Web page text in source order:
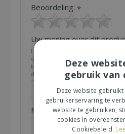
Beoordeling: *
Uw mening over dit
Let op: deze recensie gaat over
ons tuincentrum, de service of
kunt bijvoorbeeld in gaan op de
de look & feel en belangrijke
Naam (zichtbaar op
Deze
gebruik van
Deze website
gebruikerservaring te
website te gebruiken,
cookies in
Cookiebeleid.